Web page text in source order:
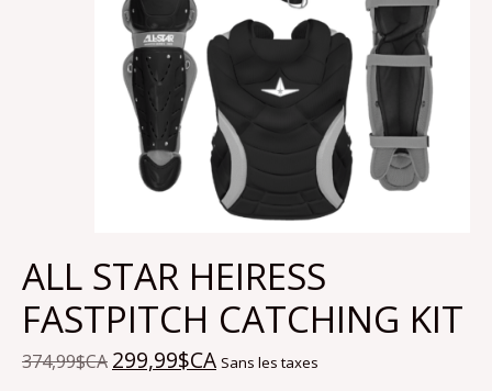
ALL STAR HEIRESS
FASTPITCH CATCHING KIT
374,99$CA 299,99$CA Sans les taxes